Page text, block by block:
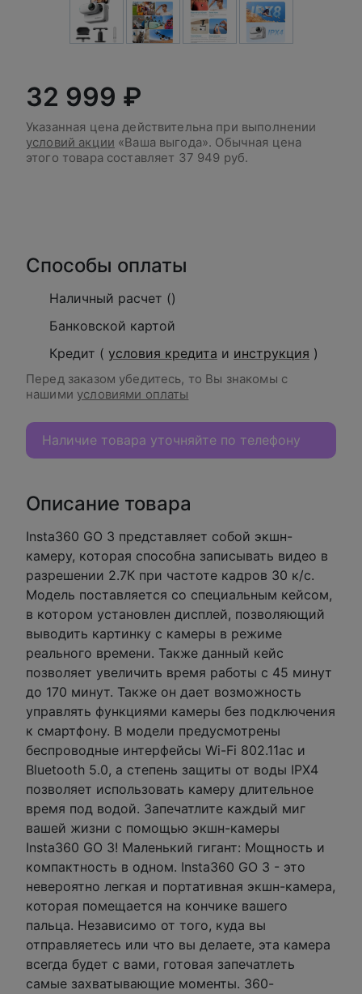
32 999 ₽
Указанная цена действительна при выполнении
условий акции «Ваша выгода». Обычная цена
этого товара составляет 37 949 руб.
Способы оплаты
Наличный расчет ()
Банковской картой
Кредит ( условия кредита и инструкция )
Перед заказом убедитесь, то Вы знакомы с
нашими условиями оплаты
Наличие товара уточняйте по телефону
Описание товара
Insta360 GO 3 представляет собой экшн-
камеру, которая способна записывать видео в
разрешении 2.7К при частоте кадров 30 к/с.
Модель поставляется со специальным кейсом,
в котором установлен дисплей, позволяющий
выводить картинку с камеры в режиме
реального времени. Также данный кейс
позволяет увеличить время работы с 45 минут
до 170 минут. Также он дает возможность
управлять функциями камеры без подключения
к смартфону. В модели предусмотрены
беспроводные интерфейсы Wi-Fi 802.11ac и
Bluetooth 5.0, а степень защиты от воды IPX4
позволяет использовать камеру длительное
время под водой. Запечатлите каждый миг
вашей жизни с помощью экшн-камеры
Insta360 GO 3! Маленький гигант: Мощность и
компактность в одном. Insta360 GO 3 - это
невероятно легкая и портативная экшн-камера,
которая помещается на кончике вашего
пальца. Независимо от того, куда вы
отправляетесь или что вы делаете, эта камера
всегда будет с вами, готовая запечатлеть
самые захватывающие моменты. 360-